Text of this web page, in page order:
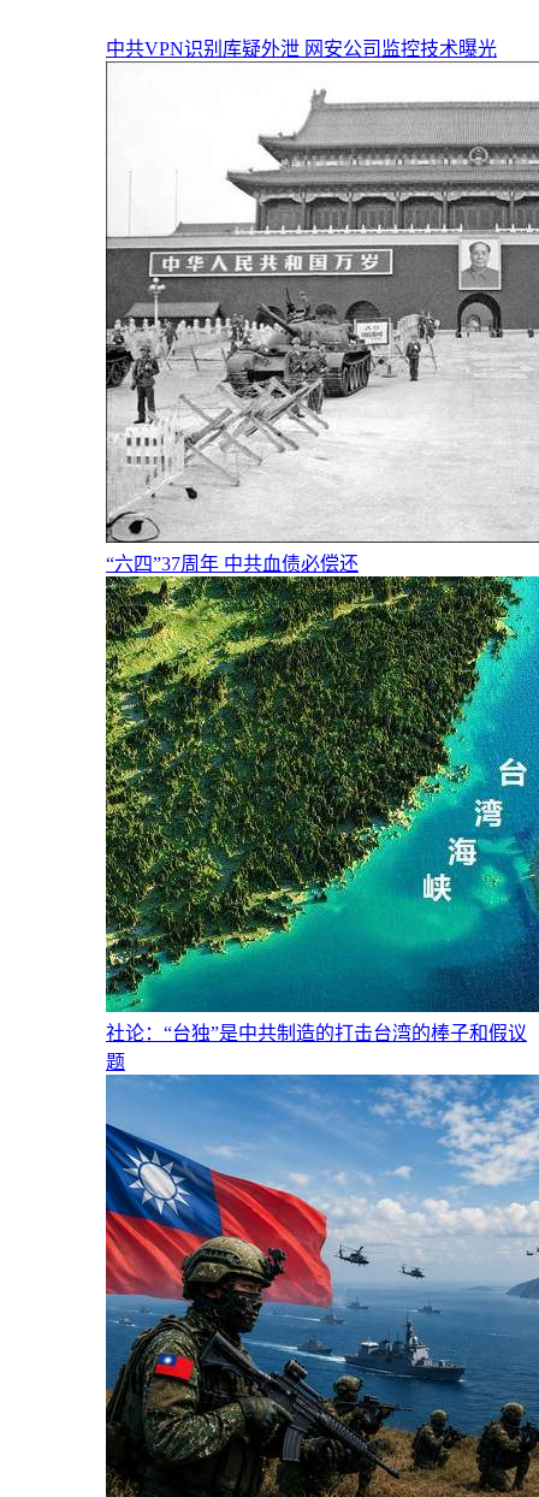
中共VPN识别库疑外泄 网安公司监控技术曝光
“六四”37周年 中共血债必偿还
社论：“台独”是中共制造的打击台湾的棒子和假议
题